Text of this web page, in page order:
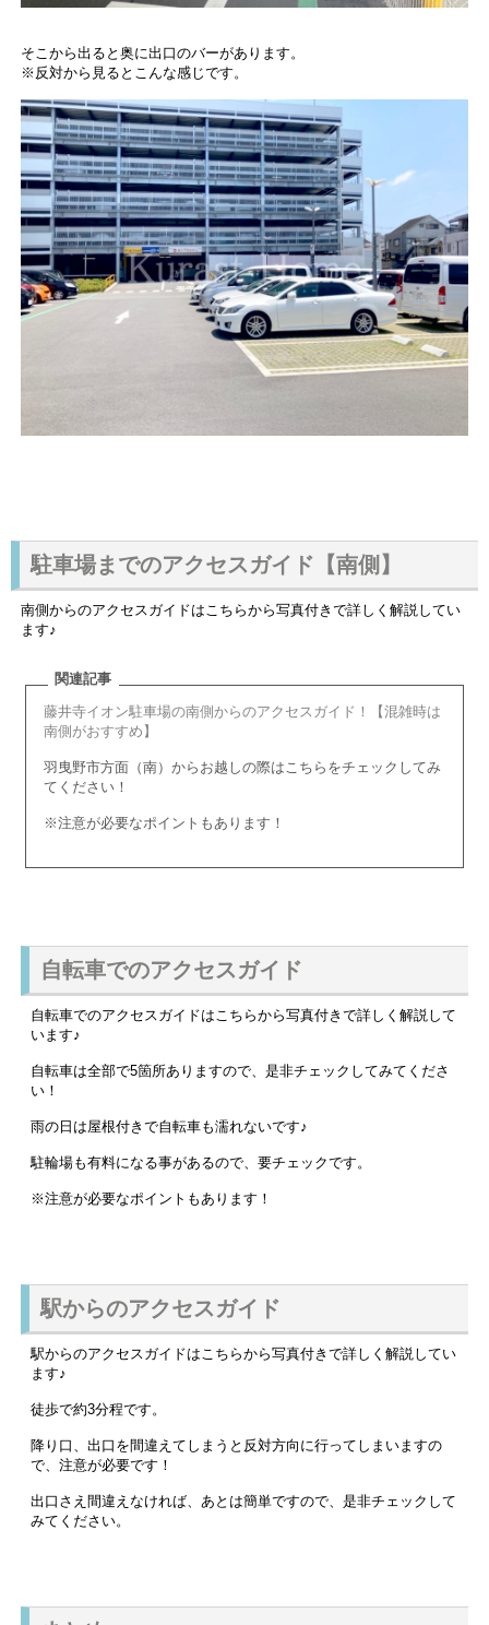
そこから出ると奥に出口のバーがあります。
※反対から見るとこんな感じです。
駐車場までのアクセスガイド【南側】
南側からのアクセスガイドはこちらから写真付きで詳しく解説してい
ます♪
関連記事
藤井寺イオン駐車場の南側からのアクセスガイド！【混雑時は
南側がおすすめ】
羽曳野市方面（南）からお越しの際はこちらをチェックしてみ
てください！
※注意が必要なポイントもあります！
自転車でのアクセスガイド
自転車でのアクセスガイドはこちらから写真付きで詳しく解説して
います♪
自転車は全部で5箇所ありますので、是非チェックしてみてくださ
い！
雨の日は屋根付きで自転車も濡れないです♪
駐輪場も有料になる事があるので、要チェックです。
※注意が必要なポイントもあります！
駅からのアクセスガイド
駅からのアクセスガイドはこちらから写真付きで詳しく解説してい
ます♪
徒歩で約3分程です。
降り口、出口を間違えてしまうと反対方向に行ってしまいますの
で、注意が必要です！
出口さえ間違えなければ、あとは簡単ですので、是非チェックして
みてください。